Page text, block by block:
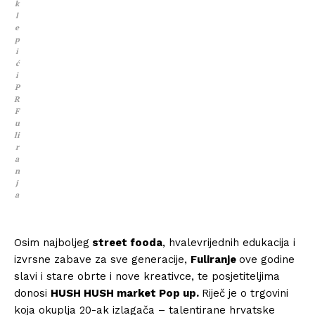
k
l
e
p
i
ć
i
P
R
F
u
li
r
a
n
j
a
Osim najboljeg street fooda, hvalevrijednih edukacija i
izvrsne zabave za sve generacije, Fuliranje ove godine
slavi i stare obrte i nove kreativce, te posjetiteljima
donosi HUSH HUSH market Pop up. Riječ je o trgovini
koja okuplja 20-ak izlagača – talentirane hrvatske